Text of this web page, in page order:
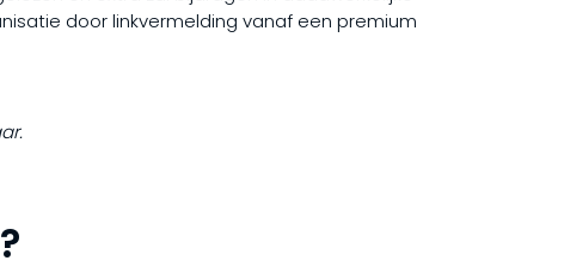
door linkvermelding vanaf een premium